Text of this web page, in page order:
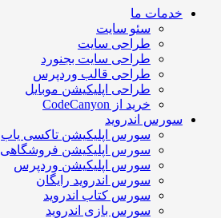
خدمات ما
سئو سایت
طراحی سایت
طراحی سایت بجنورد
طراحی قالب وردپرس
طراحی اپلیکیشن موبایل
خرید از CodeCanyon
سورس اندروید
سورس اپلیکیشن تاکسی یاب
سورس اپلیکیشن فروشگاهی
سورس اپلیکیشن وردپرس
سورس اندروید رایگان
سورس کتاب اندروید
سورس بازی اندروید